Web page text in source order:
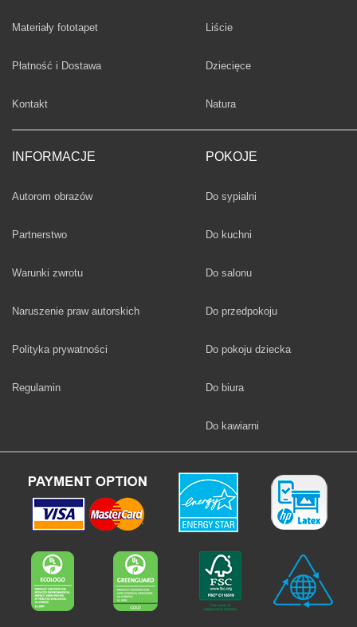
Materiały fototapet
Płatność i Dostawa
Kontakt
INFORMACJE
Autorom obrazów
Partnerstwo
Warunki zwrotu
Naruszenie praw autorskich
Polityka prywatności
Regulamin
Fototapety
Liście
Fototapety
Dziecięce
Fototapety
Natura
POKOJE
Fototapety
Do sypialni
Fototapety
Do kuchni
Fototapety
Do salonu
Fototapety
Do przedpokoju
Fototapety
Do pokoju dziecka
Fototapety
Do biura
Fototapety
Do kawiarni